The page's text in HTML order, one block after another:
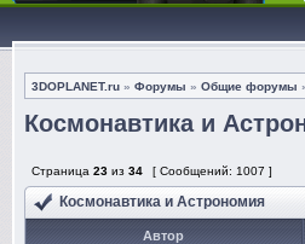
3DOPLANET.ru » Форумы » Общие форумы
Космонавтика и
Страница 23 из 34 [ Сообщений: 1007 ]
Космонавтика и Астрономия
Автор